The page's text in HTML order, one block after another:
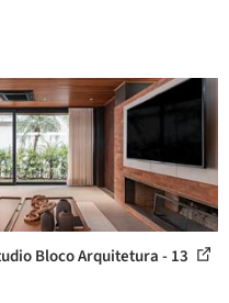
Bloco Arquitetura - 13